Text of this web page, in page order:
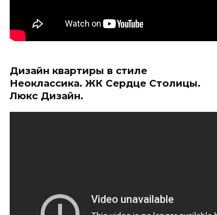
Дизайн квартиры в стиле
Неоклассика. ЖК Сердце Столицы.
Люкс Дизайн.